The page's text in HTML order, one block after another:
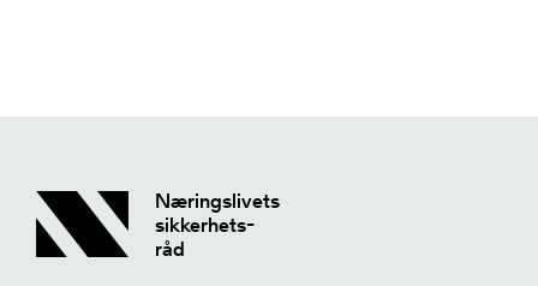
Næringslivets
sikkerhets-
råd